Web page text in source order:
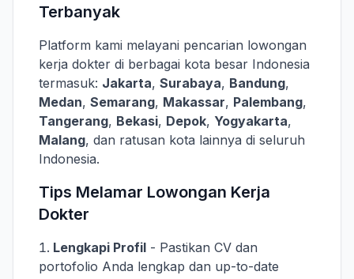
Terbanyak
Platform kami melayani pencarian lowongan
kerja dokter di berbagai kota besar Indonesia
termasuk: Jakarta, Surabaya, Bandung,
Medan, Semarang, Makassar, Palembang,
Tangerang, Bekasi, Depok, Yogyakarta,
Malang, dan ratusan kota lainnya di seluruh
Indonesia.
Tips Melamar Lowongan Kerja
Dokter
Lengkapi Profil - Pastikan CV dan
portofolio Anda lengkap dan up-to-date